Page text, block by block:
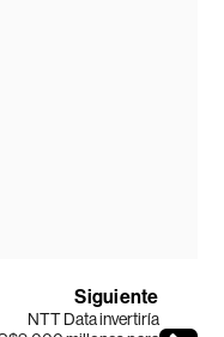
Siguiente
NTT Data invertiría